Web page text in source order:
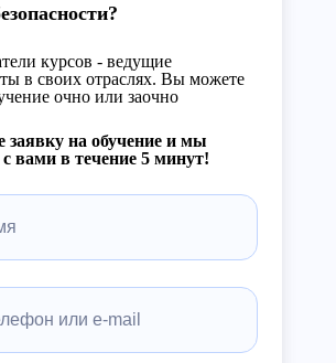
курсов - ведущие
в своих отраслях. Вы можете
очно или заочно
заявку на обучение и мы
вами в течение 5 минут!